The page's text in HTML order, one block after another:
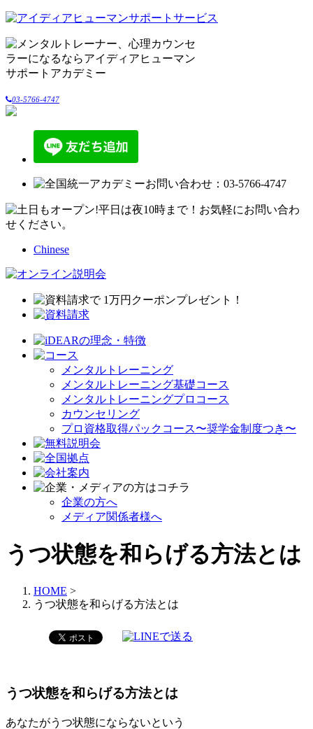
03-5766-4747
Chinese
メンタルトレーニング
メンタルトレーニング基礎コース
メンタルトレーニングプロコース
カウンセリング
プロ資格取得パックコース〜奨学金制度つき〜
企業の方へ
メディア関係者様へ
うつ状態を和らげる方法とは
HOME >
うつ状態を和らげる方法とは
うつ状態を和らげる方法とは
あなたがうつ状態にならないという